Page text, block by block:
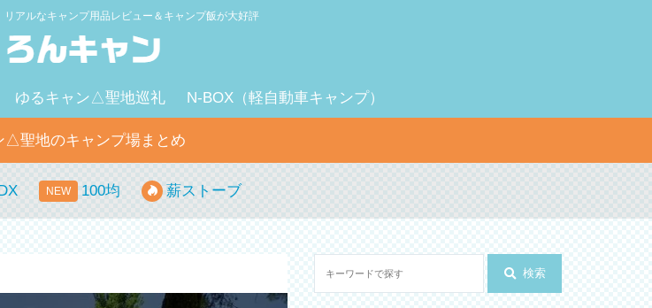
リアルなキャンプ用品レビュー＆キャンプ飯が大好評
ゆるキャン△聖地巡礼 N-BOX（軽自動車キャンプ）
△聖地のキャンプ場まとめ
100均 薪ストーブ
検索